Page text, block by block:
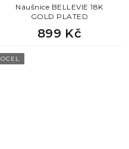
Náušnice BELLEVIE 18K
GOLD PLATED
899 Kč
OCEL